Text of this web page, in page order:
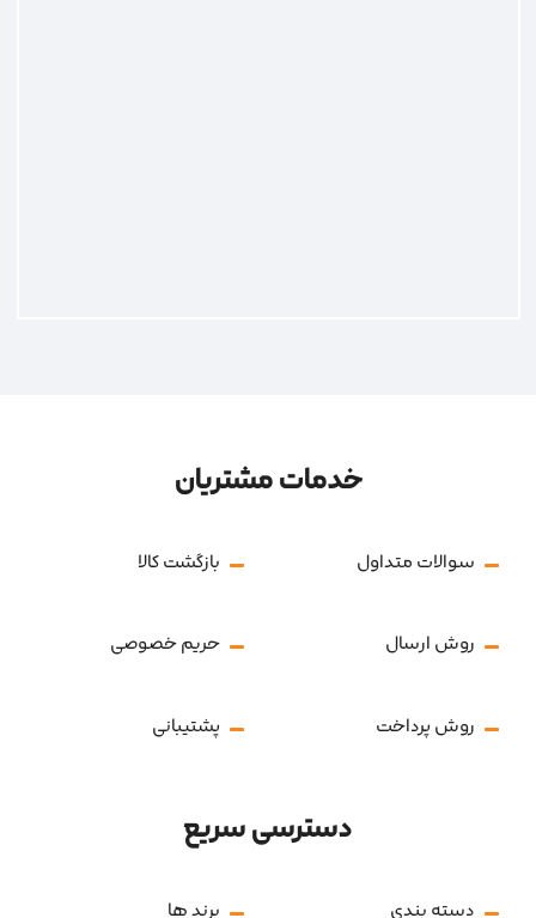
خدمات مشتریان
سوالات متداول بازگشت کالا
روش ارسال حریم خصوصی
روش پرداخت پشتیبانی
دسترسی سریع
دسته بندی برند ها